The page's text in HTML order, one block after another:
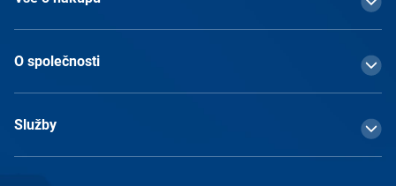
O společnosti
Služby